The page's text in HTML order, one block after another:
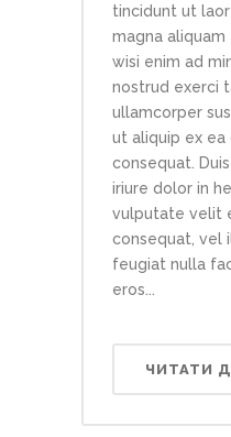
tincidunt ut
magna
wisi enim ad
nostrud exerci
ullamcorper
ut aliquip ex ea
consequat.
iriure dolor in
vulputate velit
consequat, vel
feugiat nulla
eros...
ЧИТАТИ